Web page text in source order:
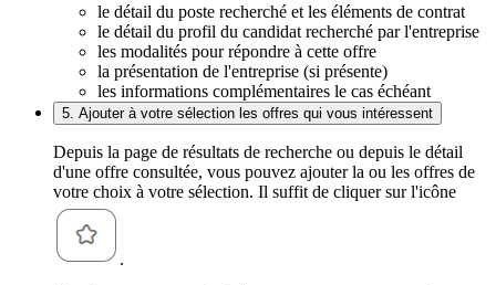
le détail du poste recherché et les éléments de contrat
le détail du profil du candidat recherché par l'entreprise
les modalités pour répondre à cette offre
la présentation de l'entreprise (si présente)
les informations complémentaires le cas échéant
5. Ajouter à votre sélection les offres qui vous intéressent
Depuis la page de résultats de recherche ou depuis le détail
d'une offre consultée, vous pouvez ajouter la ou les offres de
votre choix à votre sélection. Il suffit de cliquer sur l'icône
.